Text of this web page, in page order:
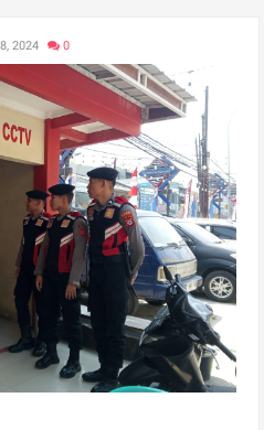
2024 0